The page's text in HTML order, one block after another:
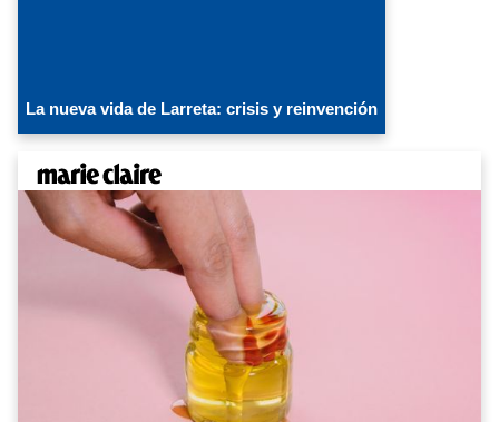
La nueva vida de Larreta: crisis y reinvención